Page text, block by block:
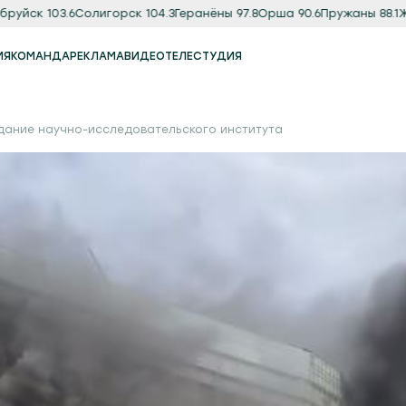
103.6Солигорск 104.3Геранёны 97.8Орша 90.6Пружаны 88.1
КОМАНДАРЕКЛАМАВИДЕОТЕЛЕСТУДИЯ
научно-исследовательского института